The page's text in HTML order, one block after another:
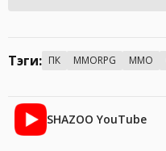
Тэги: ПК MMORPG MMO
SHAZOO YouTube